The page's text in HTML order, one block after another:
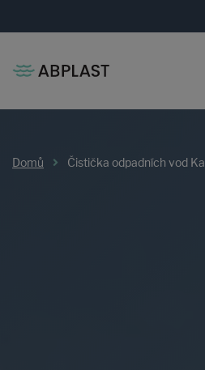
Domů Čistička odpadních vod